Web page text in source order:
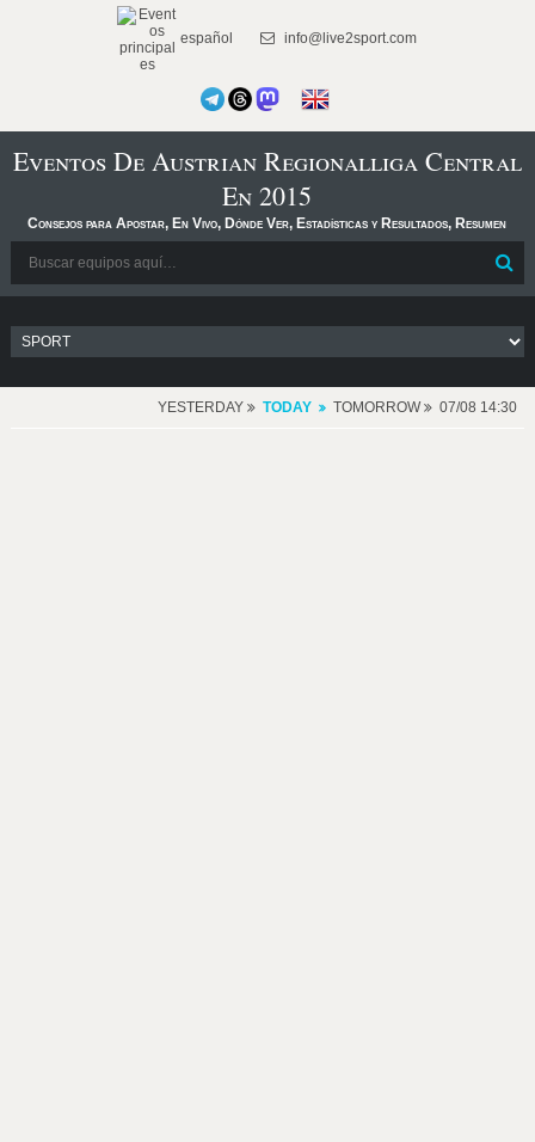
español info@live2sport.com
Eventos De Austrian Regionalliga Central
En 2015
Consejos para Apostar, En Vivo, Dónde Ver, Estadísticas y Resultados, Resumen
YESTERDAY TODAY TOMORROW 07/08 14:30